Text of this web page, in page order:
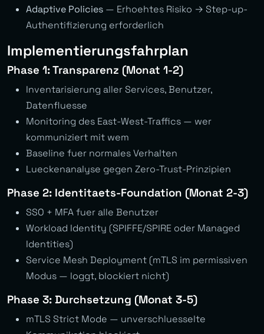
Adaptive Policies — Erhoehtes Risiko → Step-up-
Authentifizierung erforderlich
Implementierungsfahrplan
Phase 1: Transparenz (Monat 1-2)
Inventarisierung aller Services, Benutzer,
Datenfluesse
Monitoring des East-West-Traffics — wer
kommuniziert mit wem
Baseline fuer normales Verhalten
Lueckenanalyse gegen Zero-Trust-Prinzipien
Phase 2: Identitaets-Foundation (Monat 2-3)
SSO + MFA fuer alle Benutzer
Workload Identity (SPIFFE/SPIRE oder Managed
Identities)
Service Mesh Deployment (mTLS im permissiven
Modus — loggt, blockiert nicht)
Phase 3: Durchsetzung (Monat 3-5)
mTLS Strict Mode — unverschluesselte